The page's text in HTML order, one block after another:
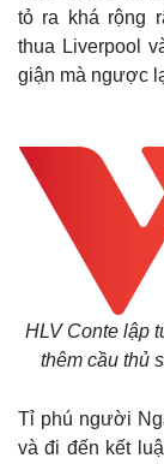
tỏ ra khá rộng
thua Liverpool
giận mà ngược
HLV Conte lập
thêm cầu thủ
Tỉ phú người
và đi đến kết